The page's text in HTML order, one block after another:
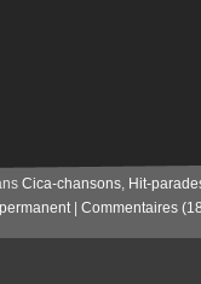
Cica-chansons, Hit-
| Commentaires